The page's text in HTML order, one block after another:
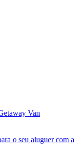
Van
o seu aluguer com a